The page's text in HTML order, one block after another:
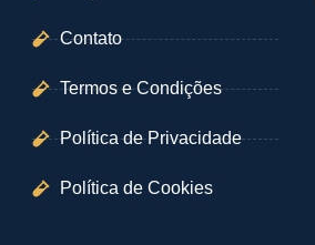
Contato
Termos e Condições
Política de Privacidade
Política de Cookies